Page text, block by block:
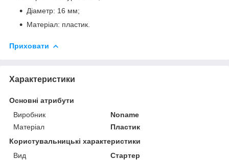
Діаметр: 16 мм;
Матеріал: пластик.
Приховати
Характеристики
Основні атрибути
Виробник
Noname
Матеріал
Пластик
Користувальницькі характеристики
Вид
Стартер